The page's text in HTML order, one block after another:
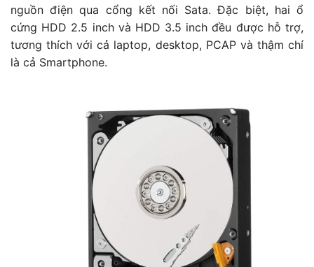
nguồn điện qua cổng kết nối Sata. Đặc biệt, hai ổ
cứng HDD 2.5 inch và HDD 3.5 inch đều được hỗ trợ,
tương thích với cả laptop, desktop, PCAP và thậm chí
là cả Smartphone.